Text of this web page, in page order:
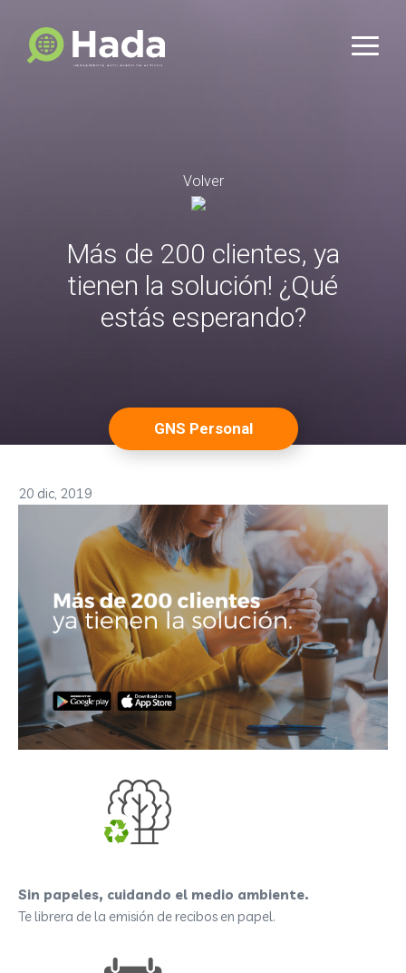
Volver
Más de 200 clientes, ya
tienen la solución! ¿Qué
estás esperando?
GNS Personal
20 dic, 2019
Sin papeles, cuidando el medio ambiente.
Te librera de la emisión de recibos en papel.